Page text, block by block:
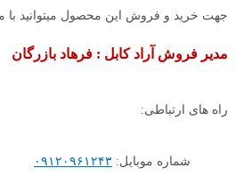
جهت خرید و فروش این محصول میتوانید با
مدیر فروش آراد کابل : فرهاد بازرگان
راه های ارتباطی:
شماره موبایل: ۰۹۱۲۰۹۶۱۲۴۳